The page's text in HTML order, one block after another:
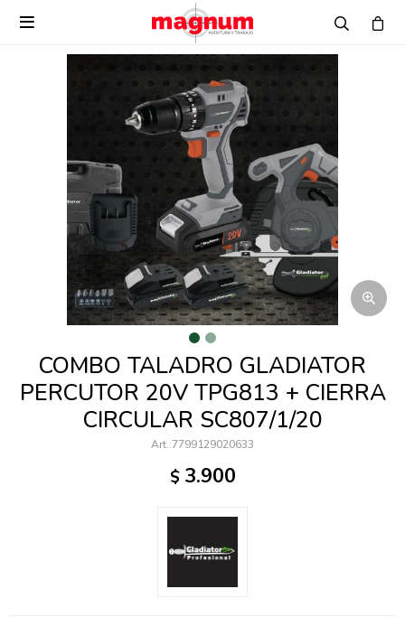

COMBO TALADRO GLADIATOR
PERCUTOR 20V TPG813 + CIERRA
CIRCULAR SC807/1/20
7799129020633
$ 3.900